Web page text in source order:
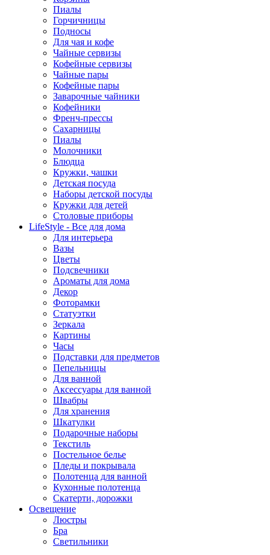
Пиалы
Горчичницы
Подносы
Для чая и кофе
Чайные сервизы
Кофейные сервизы
Чайные пары
Кофейные пары
Заварочные чайники
Кофейники
Френч-прессы
Сахарницы
Пиалы
Молочники
Блюдца
Кружки, чашки
Детская посуда
Наборы детской посуды
Кружки для детей
Столовые приборы
LifeStyle - Все для дома
Для интерьера
Вазы
Цветы
Подсвечники
Ароматы для дома
Декор
Фоторамки
Статуэтки
Зеркала
Картины
Часы
Подставки для предметов
Пепельницы
Для ванной
Аксессуары для ванной
Швабры
Для хранения
Шкатулки
Подарочные наборы
Текстиль
Постельное белье
Пледы и покрывала
Полотенца для ванной
Кухонные полотенца
Скатерти, дорожки
Освещение
Люстры
Бра
Светильники